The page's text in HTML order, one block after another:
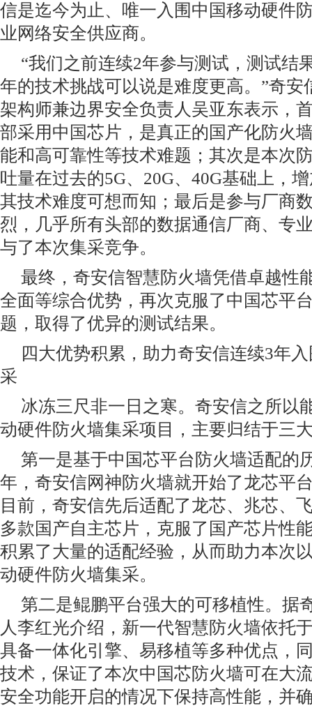
信是迄今为止、唯一入围中国移动硬件
业网络安全供应商。
“我们之前连续2年参与测试，测试结
年的技术挑战可以说是难度更高。”奇安
架构师兼边界安全负责人吴亚东表示，
部采用中国芯片，是真正的国产化防火
能和高可靠性等技术难题；其次是本次
吐量在过去的5G、20G、40G基础上，
其技术难度可想而知；最后是参与厂商
烈，几乎所有头部的数据通信厂商、专
与了本次集采竞争。
最终，奇安信智慧防火墙凭借卓越性
全面等综合优势，再次克服了中国芯平
题，取得了优异的测试结果。
四大优势积累，助力奇安信连续3年
采
冰冻三尺非一日之寒。奇安信之所以
动硬件防火墙集采项目，主要归结于三
第一是基于中国芯平台防火墙适配的
年，奇安信网神防火墙就开始了龙芯平
目前，奇安信先后适配了龙芯、兆芯、
多款国产自主芯片，克服了国产芯片性
积累了大量的适配经验，从而助力本次
动硬件防火墙集采。
第二是鲲鹏平台强大的可移植性。据
人李红光介绍，新一代智慧防火墙依托
具备一体化引擎、易移植等多种优点，
技术，保证了本次中国芯防火墙可在大
安全功能开启的情况下保持高性能，并